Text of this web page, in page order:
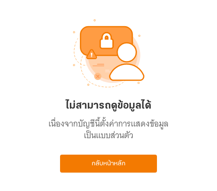
ไม่สามารถดูข้อมูลได้
เนื่องจากบัญชีนี้ตั้งค่าการแสดงข้อมูล
เป็นแบบส่วนตัว
กลับหน้าหลัก